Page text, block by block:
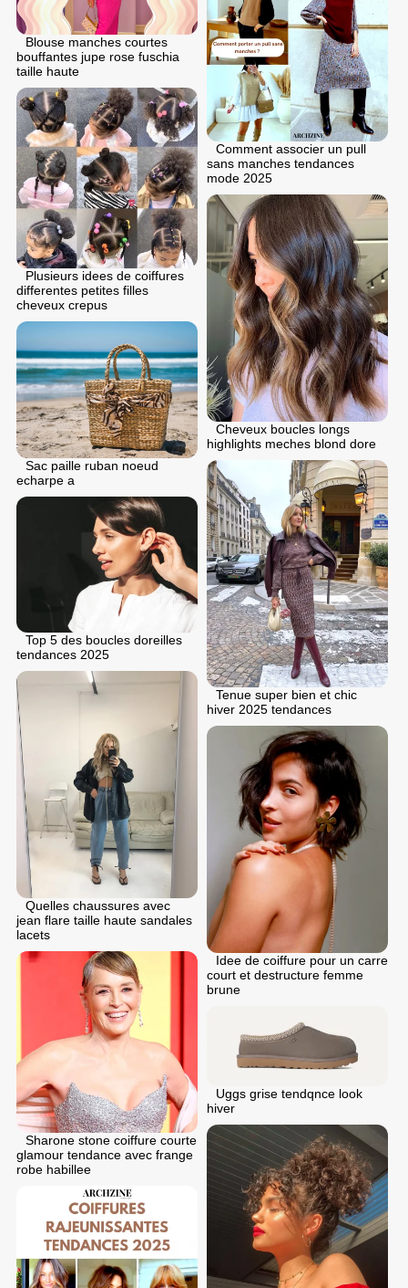
Blouse manches courtes
bouffantes jupe rose fuschia
taille haute
Comment associer un pull
sans manches tendances
mode 2025
Plusieurs idees de coiffures
differentes petites filles
cheveux crepus
Cheveux boucles longs
highlights meches blond dore
Sac paille ruban noeud
echarpe a
Tenue super bien et chic
hiver 2025 tendances
Top 5 des boucles doreilles
tendances 2025
Quelles chaussures avec
jean flare taille haute sandales
lacets
Idee de coiffure pour un carre
court et destructure femme
brune
Sharone stone coiffure courte
glamour tendance avec frange
robe habillee
Uggs grise tendqnce look
hiver